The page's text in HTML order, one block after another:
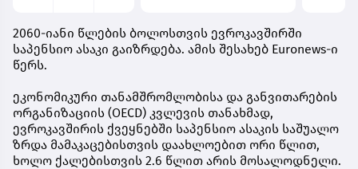
2060-იანი წლების ბოლოსთვის ევროკავშირში
საპენსიო ასაკი გაიზრდება. ამის შესახებ Euronews-ი
წერს.
ეკონომიკური თანამშრომლობისა და განვითარების
ორგანიზაციის (OECD) კვლევის თანახმად,
ევროკავშირის ქვეყნებში საპენსიო ასაკის საშუალო
ზრდა მამაკაცებისთვის დაახლოებით ორი წლით,
ხოლო ქალებისთვის 2.6 წლით არის მოსალოდნელი.